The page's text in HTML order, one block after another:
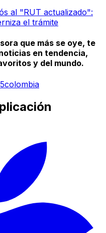
al "RUT actualizado":
el trámite
que más se oye, te
en tendencia,
y del mundo.
colombia